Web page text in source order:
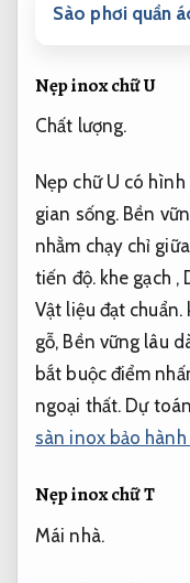
Sào phơi quần
Nẹp inox chữ U
Chất lượng.
Nẹp chữ U có
gian sống. Bền
nhằm chạy chỉ
tiến độ.khe gạch ,
Vật liệu đạt chuẩn.
gỗ, Bền vững lâu
bắt buộc điểm
ngoại thất. Dự
sàn inox bảo
Nẹp inox chữ T
Mái nhà.